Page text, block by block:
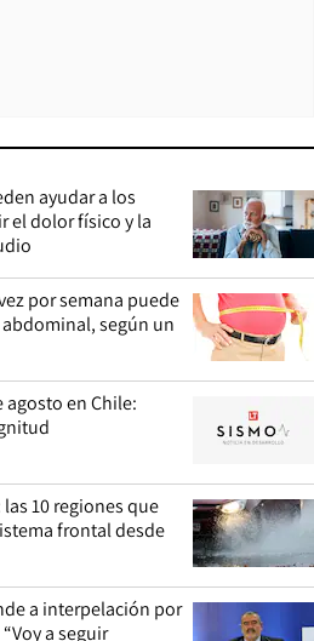
ayudar a los
el dolor físico y la
por semana puede
según un
agosto en Chile:
10 regiones que
frontal desde
a interpelación por
a seguir